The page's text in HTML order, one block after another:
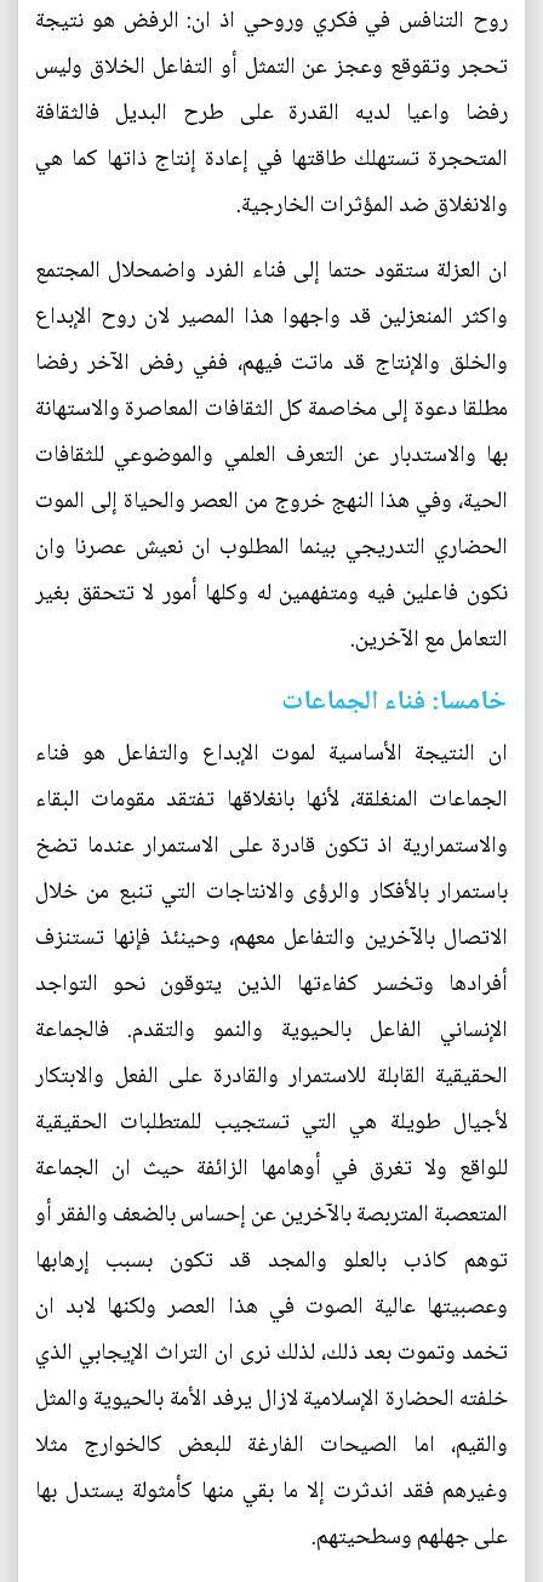
روح التنافس في فكري وروحي اذ ان: الرفض هو نتيجة
تحجر وتقوقع وعجز عن التمثل أو التفاعل الخلاق وليس
رفضا واعيا لديه القدرة على طرح البديل فالثقافة
المتحجرة تستهلك طاقتها في إعادة إنتاج ذاتها كما هي
والانغلاق ضد المؤثرات الخارجية.
ان العزلة ستقود حتما إلى فناء الفرد واضمحلال المجتمع
واكثر المنعزلين قد واجهوا هذا المصير لان روح الإبداع
والخلق والإنتاج قد ماتت فيهم، ففي رفض الآخر رفضا
مطلقا دعوة إلى مخاصمة كل الثقافات المعاصرة والاستهانة
بها والاستدبار عن التعرف العلمي والموضوعي للثقافات
الحية، وفي هذا النهج خروج من العصر والحياة إلى الموت
الحضاري التدريجي بينما المطلوب ان نعيش عصرنا وان
نكون فاعلين فيه ومتفهمين له وكلها أمور لا تتحقق بغير
التعامل مع الآخرين.
خامسا: فناء الجماعات
ان النتيجة الأساسية لموت الإبداع والتفاعل هو فناء
الجماعات المنغلقة، لأنها بانغلاقها تفتقد مقومات البقاء
والاستمرارية اذ تكون قادرة على الاستمرار عندما تضخ
باستمرار بالأفكار والرؤى والانتاجات التي تنبع من خلال
الاتصال بالآخرين والتفاعل معهم، وحينئذ فإنها تستنزف
أفرادها وتخسر كفاءتها الذين يتوقون نحو التواجد
الإنساني الفاعل بالحيوية والنمو والتقدم. فالجماعة
الحقيقية القابلة للاستمرار والقادرة على الفعل والابتكار
لأجيال طويلة هي التي تستجيب للمتطلبات الحقيقية
للواقع ولا تغرق في أوهامها الزائفة حيث ان الجماعة
المتعصبة المتربصة بالآخرين عن إحساس بالضعف والفقر أو
توهم كاذب بالعلو والمجد قد تكون بسبب إرهابها
وعصبيتها عالية الصوت في هذا العصر ولكنها لابد ان
تخمد وتموت بعد ذلك، لذلك نرى ان التراث الإيجابي الذي
خلفته الحضارة الإسلامية لازال يرفد الأمة بالحيوية والمثل
والقيم، اما الصيحات الفارغة للبعض كالخوارج مثلا
وغيرهم فقد اندثرت إلا ما بقي منها كأمثولة يستدل بها
على جهلهم وسطحيتهم.